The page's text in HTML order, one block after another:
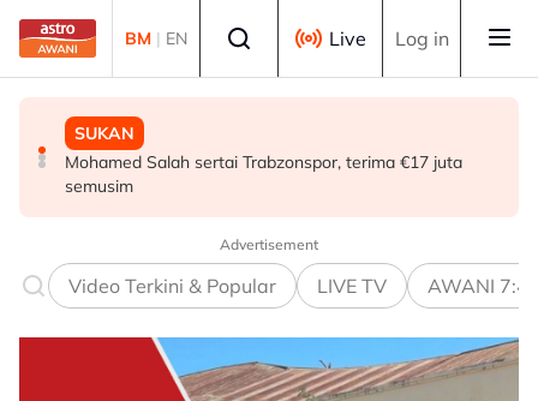
Skip to main content
BM | EN Live Log in
MALAYSIA
Teknologi "5G Advanced" buka potensi besar pacu
transformasi pelbagai sektor - Fahmi
SUKAN
Mohamed Salah sertai Trabzonspor, terima €17 juta
semusim
MALAYSIA
Berita tempatan pilihan sepanjang hari ini
Advertisement
Video Terkini & Popular LIVE TV AWANI